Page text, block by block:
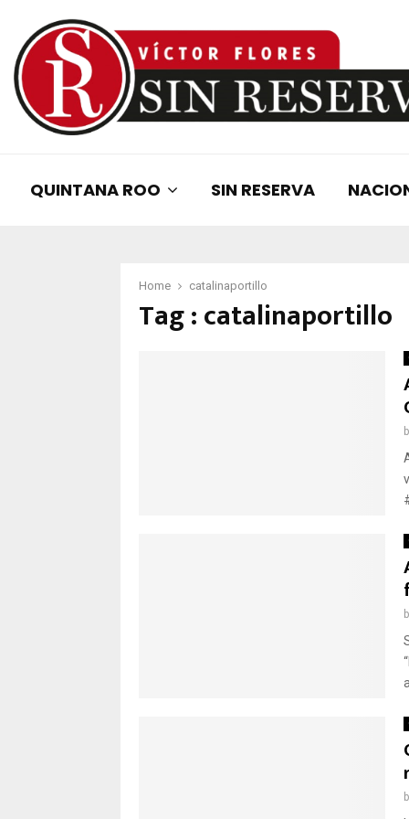
QUINTANA ROO SIN RESERVA
Home catalinaportillo
Tag : catalinaportillo